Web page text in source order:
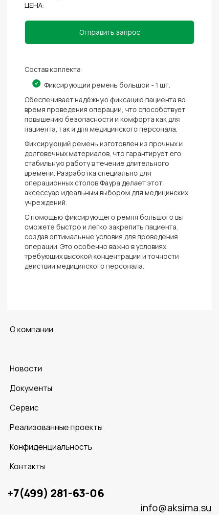
ЦЕНА:
Отправить запрос
Состав коплекта:
Фиксирующий ремень большой - 1 шт.
Обеспечивает надёжную фиксацию пациента во
время проведения операции, что способствует
повышению безопасности и комфорта как для
пациента, так и для медицинского персонала.
Фиксирующий ремень изготовлен из прочных и
долговечных материалов, что гарантирует его
стабильную работу в течение длительного
времени. Разработка специально для
операционных столов Фаура делает этот
аксессуар идеальным выбором для медицинских
учреждений.
С помощью фиксирующего ремня большого вы
сможете быстро и легко закрепить пациента,
создав оптимальные условия для проведения
операции. Это особенно важно в условиях,
требующих высокой концентрации и точности
действий медицинского персонала.
O компании
Новости
Документы
Сервис
Реализованные проекты
Конфиденциальность
Контакты
+7(499) 281-63-06
info@aksima.su